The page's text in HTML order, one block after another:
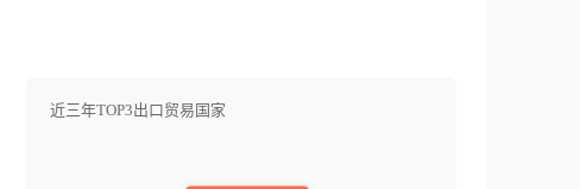
近三年TOP3出口贸易国家